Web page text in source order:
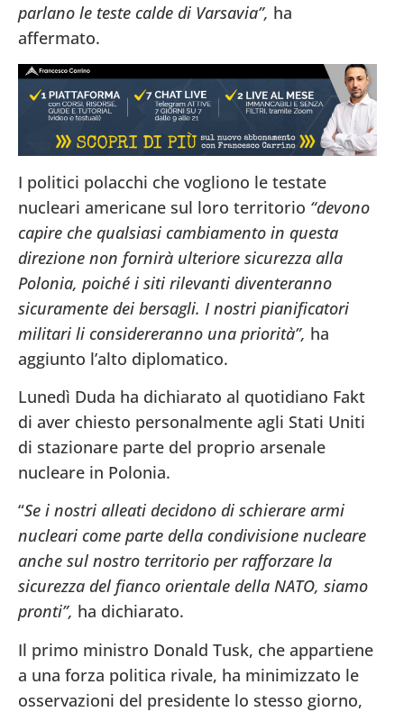
parlano le teste calde di Varsavia”, ha
affermato.
I politici polacchi che vogliono le testate
nucleari americane sul loro territorio “devono
capire che qualsiasi cambiamento in questa
direzione non fornirà ulteriore sicurezza alla
Polonia, poiché i siti rilevanti diventeranno
sicuramente dei bersagli. I nostri pianificatori
militari li considereranno una priorità”, ha
aggiunto l’alto diplomatico.
Lunedì Duda ha dichiarato al quotidiano Fakt
di aver chiesto personalmente agli Stati Uniti
di stazionare parte del proprio arsenale
nucleare in Polonia.
“Se i nostri alleati decidono di schierare armi
nucleari come parte della condivisione nucleare
anche sul nostro territorio per rafforzare la
sicurezza del fianco orientale della NATO, siamo
pronti”, ha dichiarato.
Il primo ministro Donald Tusk, che appartiene
a una forza politica rivale, ha minimizzato le
osservazioni del presidente lo stesso giorno,